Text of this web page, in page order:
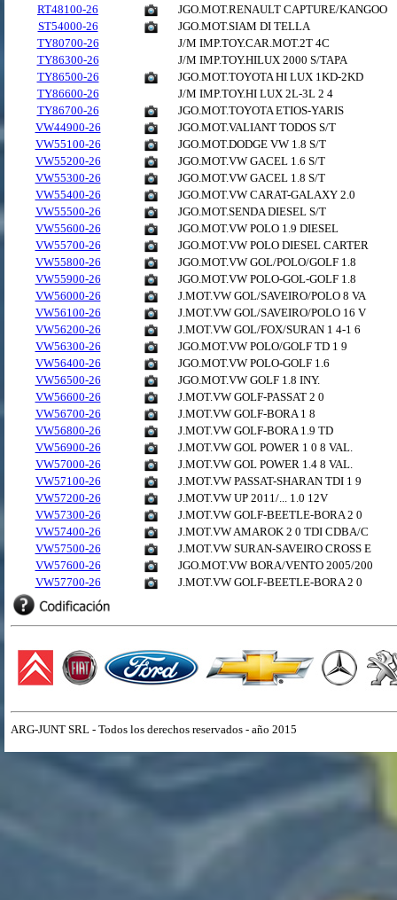
RT48100-26
JGO.MOT.RENAULT CAPTURE/KANGOO
ST54000-26
JGO.MOT.SIAM DI TELLA
TY80700-26
J/M IMP.TOY.CAR.MOT.2T 4C
TY86300-26
J/M IMP.TOY.HILUX 2000 S/TAPA
TY86500-26
JGO.MOT.TOYOTA HI LUX 1KD-2KD
TY86600-26
J/M IMP.TOY.HI LUX 2L-3L 2 4
TY86700-26
JGO.MOT.TOYOTA ETIOS-YARIS
VW44900-26
JGO.MOT.VALIANT TODOS S/T
VW55100-26
JGO.MOT.DODGE VW 1.8 S/T
VW55200-26
JGO.MOT.VW GACEL 1.6 S/T
VW55300-26
JGO.MOT.VW GACEL 1.8 S/T
VW55400-26
JGO.MOT.VW CARAT-GALAXY 2.0
VW55500-26
JGO.MOT.SENDA DIESEL S/T
VW55600-26
JGO.MOT.VW POLO 1.9 DIESEL
VW55700-26
JGO.MOT.VW POLO DIESEL CARTER
VW55800-26
JGO.MOT.VW GOL/POLO/GOLF 1.8
VW55900-26
JGO.MOT.VW POLO-GOL-GOLF 1.8
VW56000-26
J.MOT.VW GOL/SAVEIRO/POLO 8 VA
VW56100-26
J.MOT.VW GOL/SAVEIRO/POLO 16 V
VW56200-26
J.MOT.VW GOL/FOX/SURAN 1 4-1 6
VW56300-26
JGO.MOT.VW POLO/GOLF TD 1 9
VW56400-26
JGO.MOT.VW POLO-GOLF 1.6
VW56500-26
JGO.MOT.VW GOLF 1.8 INY.
VW56600-26
J.MOT.VW GOLF-PASSAT 2 0
VW56700-26
J.MOT.VW GOLF-BORA 1 8
VW56800-26
J.MOT.VW GOLF-BORA 1.9 TD
VW56900-26
J.MOT.VW GOL POWER 1 0 8 VAL.
VW57000-26
J.MOT.VW GOL POWER 1.4 8 VAL.
VW57100-26
J.MOT.VW PASSAT-SHARAN TDI 1 9
VW57200-26
J.MOT.VW UP 2011/... 1.0 12V
VW57300-26
J.MOT.VW GOLF-BEETLE-BORA 2 0
VW57400-26
J.MOT.VW AMAROK 2 0 TDI CDBA/C
VW57500-26
J.MOT.VW SURAN-SAVEIRO CROSS E
VW57600-26
JGO.MOT.VW BORA/VENTO 2005/200
VW57700-26
J.MOT.VW GOLF-BEETLE-BORA 2 0
ARG-JUNT SRL - Todos los derechos reservados - año 2015